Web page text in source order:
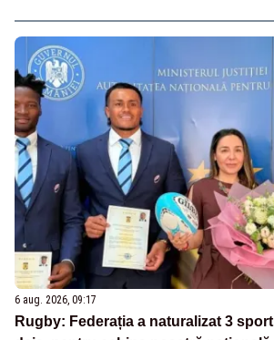
6 aug. 2026, 09:17
Rugby: Federația a naturalizat 3